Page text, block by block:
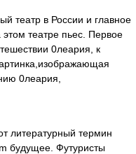
театр в России и главное
театре пьес. Первое
0леария, к
0леария,
термин
будущее. Футуристы